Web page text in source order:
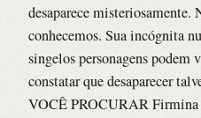
desaparece misteriosamente.
conhecemos. Sua incógnita
singelos personagens
constatar que desaparecer
VOCÊ PROCURAR Firmina